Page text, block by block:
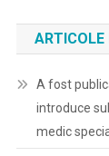
ARTICOLE
A fost
introduce
medic